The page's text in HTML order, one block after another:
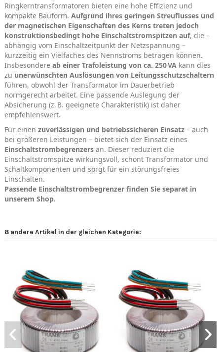
Ringkerntransformatoren bieten eine hohe Effizienz und
kompakte Bauform. Aufgrund ihres geringen Streuflusses und
der magnetischen Eigenschaften des Kerns treten jedoch
konstruktionsbedingt hohe Einschaltstromspitzen auf, die –
abhängig vom Einschaltzeitpunkt der Netzspannung –
kurzzeitig ein Vielfaches des Nennstroms betragen können.
Insbesondere ab einer Trafoleistung von ca. 250 VA kann dies
zu unerwünschten Auslösungen von Leitungsschutzschaltern
führen, obwohl der Transformator im Dauerbetrieb
normgerecht arbeitet. Eine passende Auslegung der
Absicherung (z. B. geeignete Charakteristik) ist daher
empfehlenswert.
Für einen zuverlässigen und betriebssicheren Einsatz – auch
bei größeren Leistungen – bietet sich der Einsatz eines
Einschaltstrombegrenzers an. Dieser reduziert die
Einschaltstromspitze wirkungsvoll, schont Transformator und
Schaltkomponenten und sorgt für ein störungsfreies
Einschalten.
Passende Einschaltstrombegrenzer finden Sie separat in
unserem Shop.
8 andere Artikel in der gleichen Kategorie: